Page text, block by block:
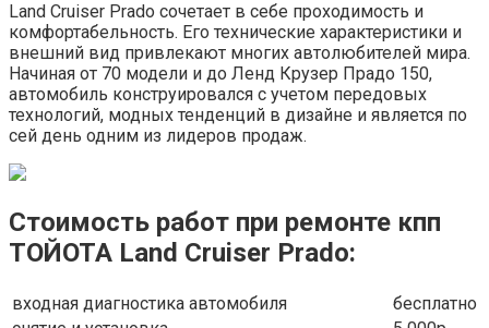
Land Cruiser Prado сочетает в себе проходимость и
комфортабельность. Его технические характеристики и
внешний вид привлекают многих автолюбителей мира.
Начиная от 70 модели и до Ленд Крузер Прадо 150,
автомобиль конструировался с учетом передовых
технологий, модных тенденций в дизайне и является по
сей день одним из лидеров продаж.
Стоимость работ при ремонте кпп
ТОЙОТА Land Cruiser Prado:
входная диагностика автомобиля
бесплатно